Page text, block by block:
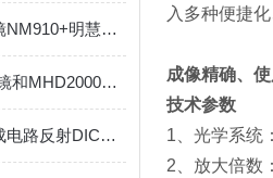
研究级金相显微镜NM910+明慧MHD2000相机应用于消防火灾痕迹物证分析
CX40M金相显微镜和MHD2000显微相机应用于电池壳研究
金相显微镜在集成电路反射DIC应用
入多种便捷
成像精确、
技术参数
1、光学系统
2、放大倍